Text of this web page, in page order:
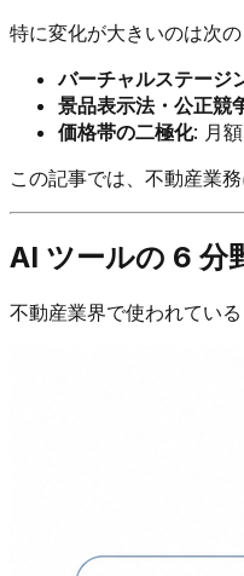
特に変化が大きいのは次の
バーチャルステージ
景品表示法・公正競
価格帯の二極化: 月
この記事では、不動産業
AI ツールの 6 分
不動産業界で使われてい